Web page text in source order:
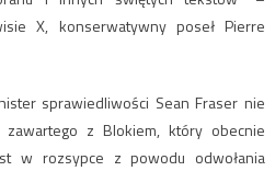
X, konserwatywny poseł Pierre
sprawiedliwości Sean Fraser nie
z Blokiem, który obecnie
w rozsypce z powodu odwołania